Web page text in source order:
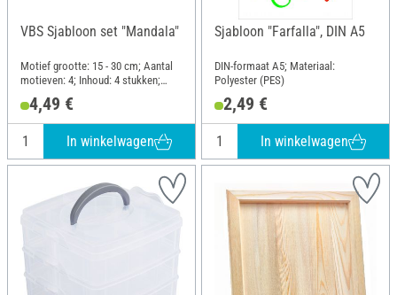
VBS Sjabloon set "Mandala"
Motief grootte: 15 - 30 cm; Aantal
motieven: 4; Inhoud: 4 stukken;
Lengte: 30 cm; Breedte: 30 cm;
Materiaal: Polyethyleentereftalaat
(PET)
4,49 €
In winkelwagen
Sjabloon "Farfalla", DIN A5
DIN-formaat A5; Materiaal:
Polyester (PES)
2,49 €
In winkelwagen